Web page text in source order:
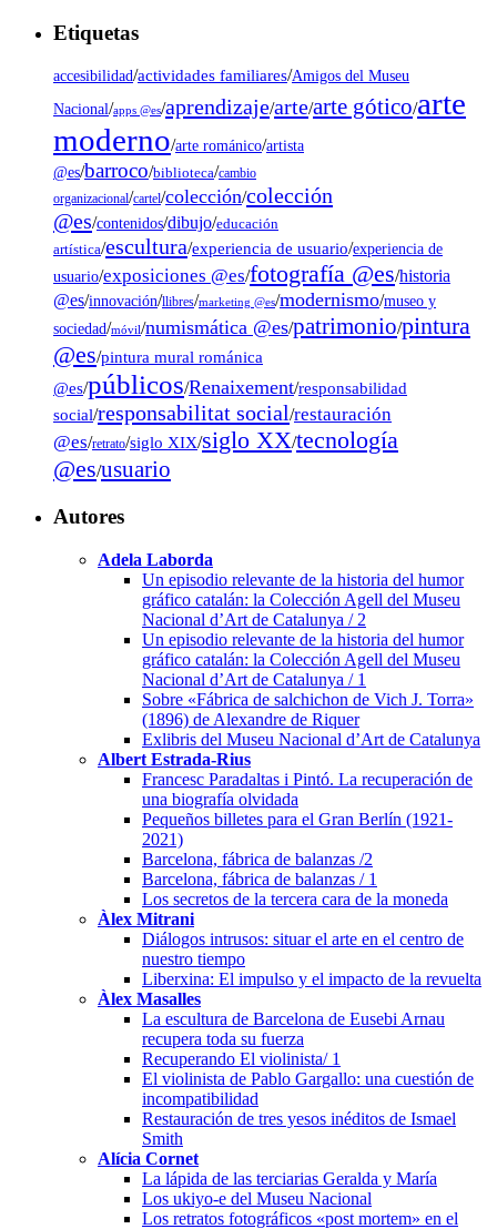
Etiquetas
accesibilidad/actividades familiares/Amigos del Museu
Nacional/apps @es/aprendizaje/arte/arte gótico/arte
moderno/arte románico/artista
@es/barroco/biblioteca/cambio
organizacional/cartel/colección/colección
@es/contenidos/dibujo/educación
artística/escultura/experiencia de usuario/experiencia de
usuario/exposiciones @es/fotografía @es/historia
@es/innovación/llibres/marketing @es/modernismo/museo y
sociedad/móvil/numismática @es/patrimonio/pintura
@es/pintura mural románica
@es/públicos/Renaixement/responsabilidad
social/responsabilitat social/restauración
@es/retrato/siglo XIX/siglo XX/tecnología
@es/usuario
Autores
Adela Laborda
Un episodio relevante de la historia del humor
gráfico catalán: la Colección Agell del Museu
Nacional d’Art de Catalunya / 2
Un episodio relevante de la historia del humor
gráfico catalán: la Colección Agell del Museu
Nacional d’Art de Catalunya / 1
Sobre «Fábrica de salchichon de Vich J. Torra»
(1896) de Alexandre de Riquer
Exlibris del Museu Nacional d’Art de Catalunya
Albert Estrada-Rius
Francesc Paradaltas i Pintó. La recuperación de
una biografía olvidada
Pequeños billetes para el Gran Berlín (1921-
2021)
Barcelona, fábrica de balanzas /2
Barcelona, fábrica de balanzas / 1
Los secretos de la tercera cara de la moneda
Àlex Mitrani
Diálogos intrusos: situar el arte en el centro de
nuestro tiempo
Liberxina: El impulso y el impacto de la revuelta
Àlex Masalles
La escultura de Barcelona de Eusebi Arnau
recupera toda su fuerza
Recuperando El violinista/ 1
El violinista de Pablo Gargallo: una cuestión de
incompatibilidad
Restauración de tres yesos inéditos de Ismael
Smith
Alícia Cornet
La lápida de las terciarias Geralda y María
Los ukiyo-e del Museu Nacional
Los retratos fotográficos «post mortem» en el